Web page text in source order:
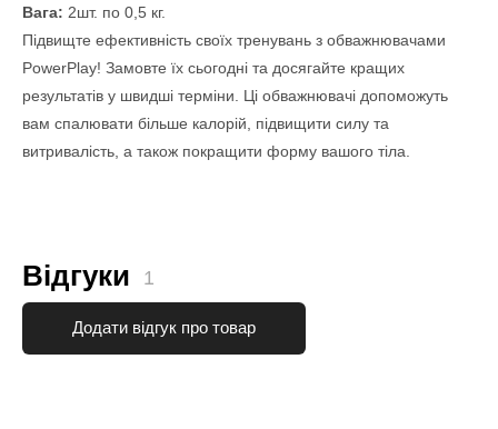
Вага: 2шт. по 0,5 кг.
Підвищте ефективність своїх тренувань з обважнювачами
PowerPlay! Замовте їх сьогодні та досягайте кращих
результатів у швидші терміни. Ці обважнювачі допоможуть
вам спалювати більше калорій, підвищити силу та
витривалість, а також покращити форму вашого тіла.
Відгуки 1
Додати відгук про товар